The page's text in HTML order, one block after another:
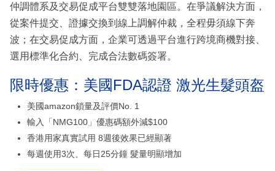
仲調體系及交易促成平台雙雙落地園區。在爭議解決方面，
從案件提交、證據交換到線上調解仲裁，全程毋須線下奔
波；在交易促成方面，企業可透過平台進行跨境商機對接、
選用標準化合約、完成合法數碼簽署。
限時優惠：美國FDA認證 激光生髮頭盔
美國amazon鎖量及評價No. 1
輸入「NMG100」優惠碼額外減$100
香港用家真實試用 8週後效果已經顯著
每週使用3次、每日25分鐘 髮量明顯增加